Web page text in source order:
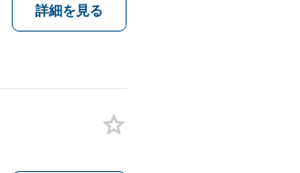
詳細を見る